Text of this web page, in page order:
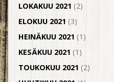
LOKAKUU 2021 (2)
ELOKUU 2021 (3)
HEINÄKUU 2021 (1)
KESÄKUU 2021 (1)
TOUKOKUU 2021 (2)